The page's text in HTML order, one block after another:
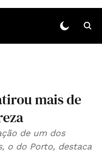
mais de
de um dos
o do Porto, destaca